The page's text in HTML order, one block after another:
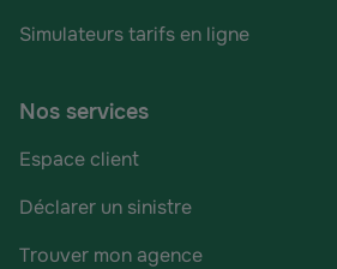
Simulateurs tarifs en ligne
Nos services
Espace client
Déclarer un sinistre
Trouver mon agence